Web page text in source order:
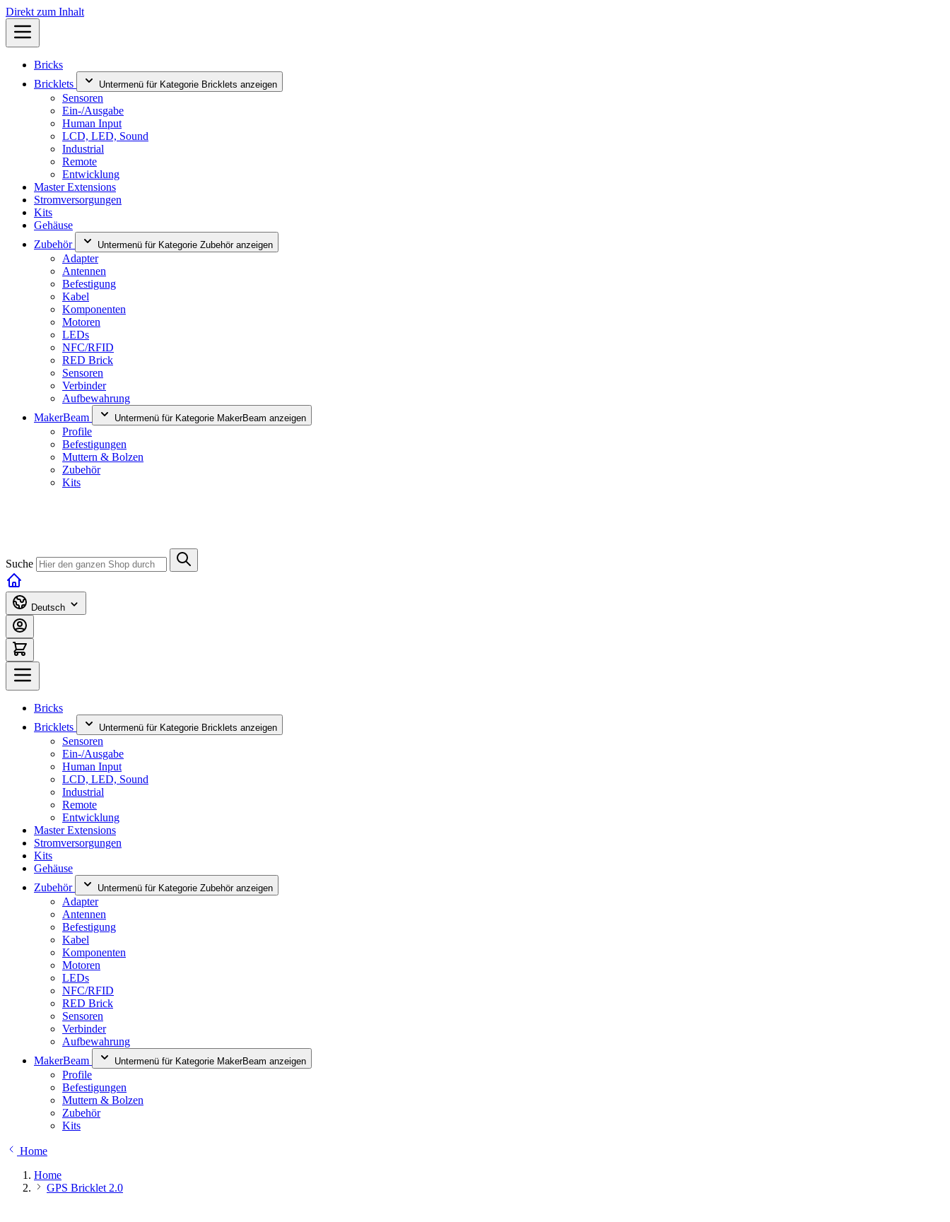
Direkt zum Inhalt
Bricks
Bricklets
Untermenü für Kategorie Bricklets anzeigen
Sensoren
Ein-/Ausgabe
Human Input
LCD, LED, Sound
Industrial
Remote
Entwicklung
Master Extensions
Stromversorgungen
Kits
Gehäuse
Zubehör
Untermenü für Kategorie Zubehör anzeigen
Adapter
Antennen
Befestigung
Kabel
Komponenten
Motoren
LEDs
NFC/RFID
RED Brick
Sensoren
Verbinder
Aufbewahrung
MakerBeam
Untermenü für Kategorie MakerBeam anzeigen
Profile
Befestigungen
Muttern & Bolzen
Zubehör
Kits
Suche
Deutsch
Bricks
Bricklets
Untermenü für Kategorie Bricklets anzeigen
Sensoren
Ein-/Ausgabe
Human Input
LCD, LED, Sound
Industrial
Remote
Entwicklung
Master Extensions
Stromversorgungen
Kits
Gehäuse
Zubehör
Untermenü für Kategorie Zubehör anzeigen
Adapter
Antennen
Befestigung
Kabel
Komponenten
Motoren
LEDs
NFC/RFID
RED Brick
Sensoren
Verbinder
Aufbewahrung
MakerBeam
Untermenü für Kategorie MakerBeam anzeigen
Profile
Befestigungen
Muttern & Bolzen
Zubehör
Kits
Home
Home
GPS Bricklet 2.0